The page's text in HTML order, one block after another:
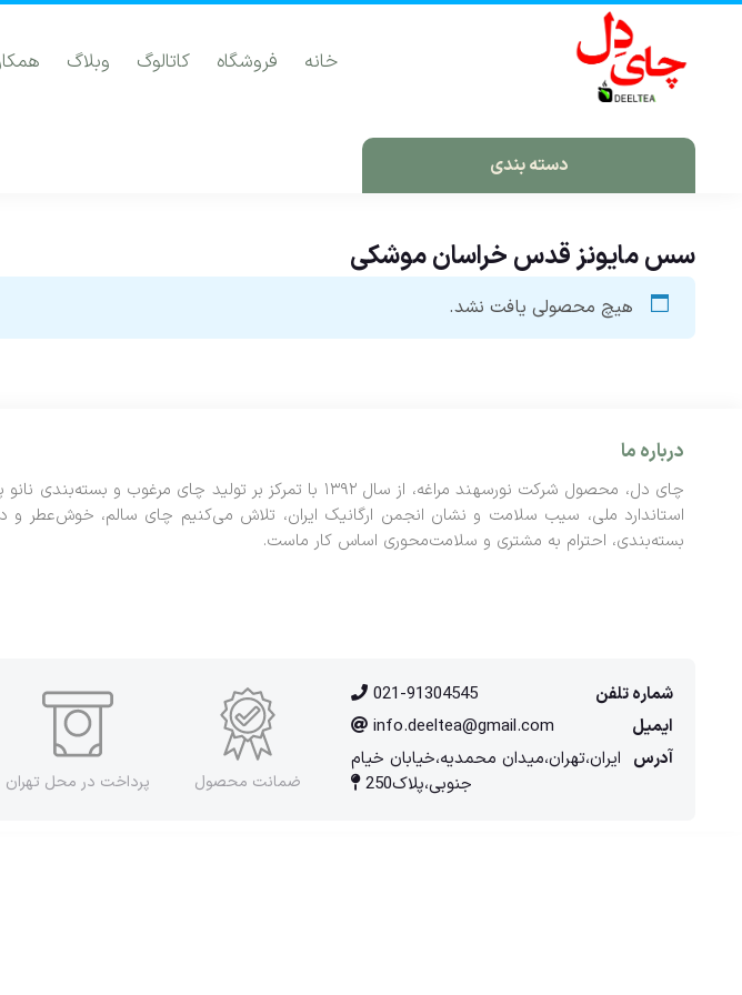
خانه فروشگاه کاتالوگ وبلاگ
دسته بندی
سس مایونز قدس خراسان موشکی
هیچ محصولی یافت نشد.
درباره ما
چای دل، محصول شرکت نورسهند مراغه، از سال ۱۳۹۲ با تمرکز بر تولید
استاندارد ملی، سیب سلامت و نشان انجمن ارگانیک ایران، تلاش می‌کنیم چای سالم، خوش‌عطر و
بسته‌بندی، احترام به مشتری و سلامت‌محوری اساس کار ماست.
شماره تلفن
021-91304545
ایمیل
info.deeltea@gmail.com
آدرس ایران،تهران،میدان محمدیه،خیابان خیام
جنوبی،پلاک250
ضمانت محصول پرداخت در محل تهران